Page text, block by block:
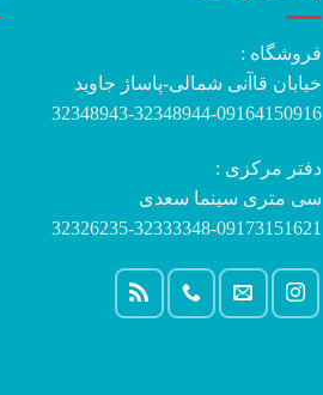
فروشگاه :
خیابان قاآنی شمالی-پاساژ جاوید
32348943-32348944-09164150916
دفتر مرکزی :
سی متری سینما سعدی
32326235-32333348-09173151621